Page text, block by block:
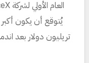
تريليون دولار بعد